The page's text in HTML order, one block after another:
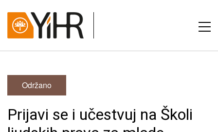
Održano
Prijavi se i učestvuj na Školi